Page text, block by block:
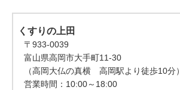
くすりの上田
〒933-0039
富山県高岡市大手町11-30
（高岡大仏の真横 高岡駅より徒歩10分）
営業時間： 10:00～18:00